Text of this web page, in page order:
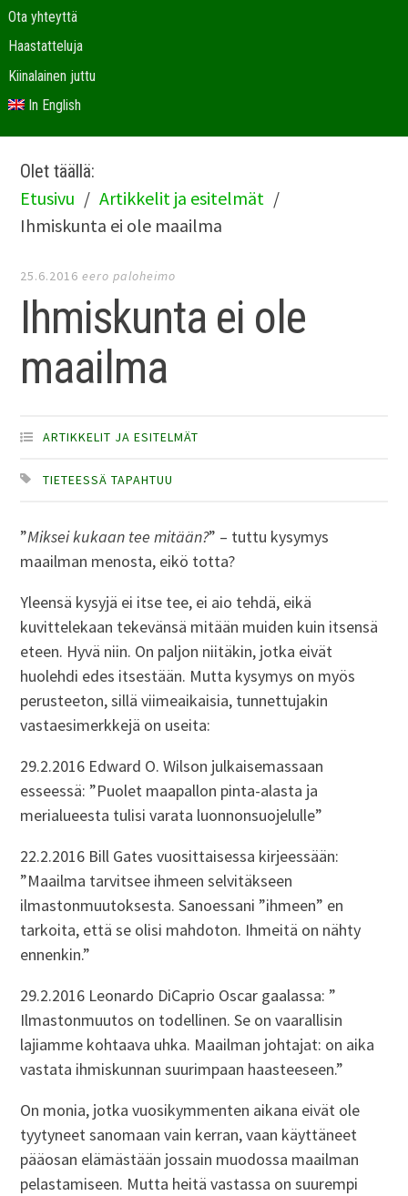
Ota yhteyttä
Haastatteluja
Kiinalainen juttu
In English
Olet täällä:
Etusivu
Artikkelit ja esitelmät
Ihmiskunta ei ole maailma
25.6.2016 eero paloheimo
Ihmiskunta ei ole
maailma
ARTIKKELIT JA ESITELMÄT
TIETEESSÄ TAPAHTUU
”Miksei kukaan tee mitään?” – tuttu kysymys
maailman menosta, eikö totta?
Yleensä kysyjä ei itse tee, ei aio tehdä, eikä
kuvittelekaan tekevänsä mitään muiden kuin itsensä
eteen. Hyvä niin. On paljon niitäkin, jotka eivät
huolehdi edes itsestään. Mutta kysymys on myös
perusteeton, sillä viimeaikaisia, tunnettujakin
vastaesimerkkejä on useita:
29.2.2016 Edward O. Wilson julkaisemassaan
esseessä: ”Puolet maapallon pinta-alasta ja
merialueesta tulisi varata luonnonsuojelulle”
22.2.2016 Bill Gates vuosittaisessa kirjeessään:
”Maailma tarvitsee ihmeen selvitäkseen
ilmastonmuutoksesta. Sanoessani ”ihmeen” en
tarkoita, että se olisi mahdoton. Ihmeitä on nähty
ennenkin.”
29.2.2016 Leonardo DiCaprio Oscar gaalassa: ”
Ilmastonmuutos on todellinen. Se on vaarallisin
lajiamme kohtaava uhka. Maailman johtajat: on aika
vastata ihmiskunnan suurimpaan haasteeseen.”
On monia, jotka vuosikymmenten aikana eivät ole
tyytyneet sanomaan vain kerran, vaan käyttäneet
pääosan elämästään jossain muodossa maailman
pelastamiseen. Mutta heitä vastassa on suurempi